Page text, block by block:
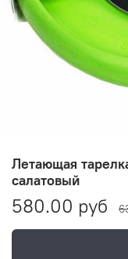
Летающая
салатовый
580.00 руб